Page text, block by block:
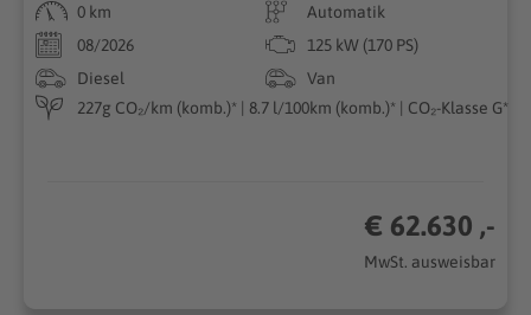
0 km
Automatik
08/2026
125 kW (170 PS)
Diesel
Van
227g CO₂/km (komb.)* | 8.7 l/100km (komb.)* | CO₂-Klasse G*
€ 62.630 ,-
MwSt. ausweisbar